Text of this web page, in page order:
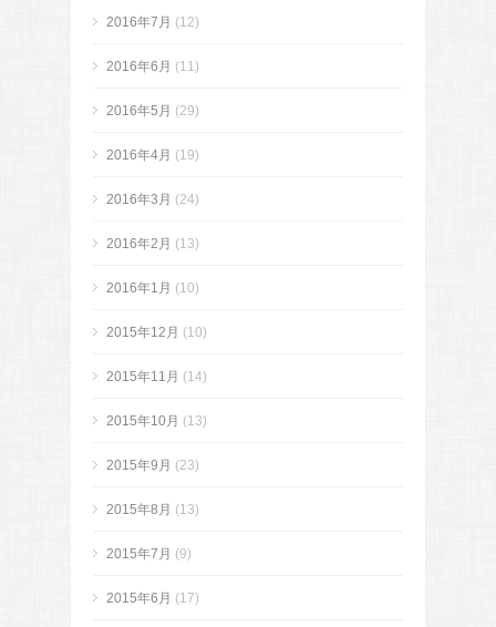
2016年7月 (12)
2016年6月 (11)
2016年5月 (29)
2016年4月 (19)
2016年3月 (24)
2016年2月 (13)
2016年1月 (10)
2015年12月 (10)
2015年11月 (14)
2015年10月 (13)
2015年9月 (23)
2015年8月 (13)
2015年7月 (9)
2015年6月 (17)